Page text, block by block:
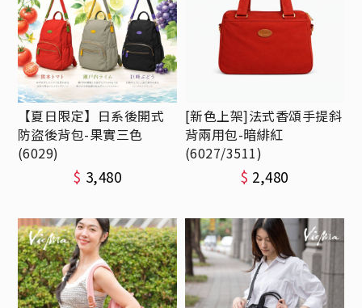
【夏日限定】日系後開式
防盜後背包-果實三色
(6029)
$ 3,480
[新色上架]法式香頌手提斜
背兩用包-暗緋紅
(6027/3511)
$ 2,480